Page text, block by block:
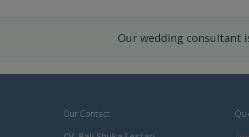
Our wedding consultant
Our Contact